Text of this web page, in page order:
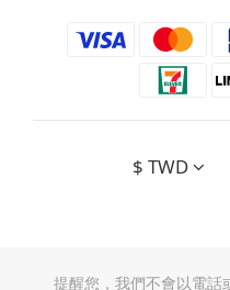
$ TWD
提醒您，我們不會以電話